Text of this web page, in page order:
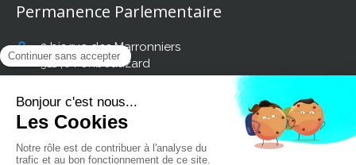
Permanence Parlementaire
2 bis rue des Marronniers
31140 Fonbeauzard
Retrouvez mon actualité
sur les réseaux sociaux :